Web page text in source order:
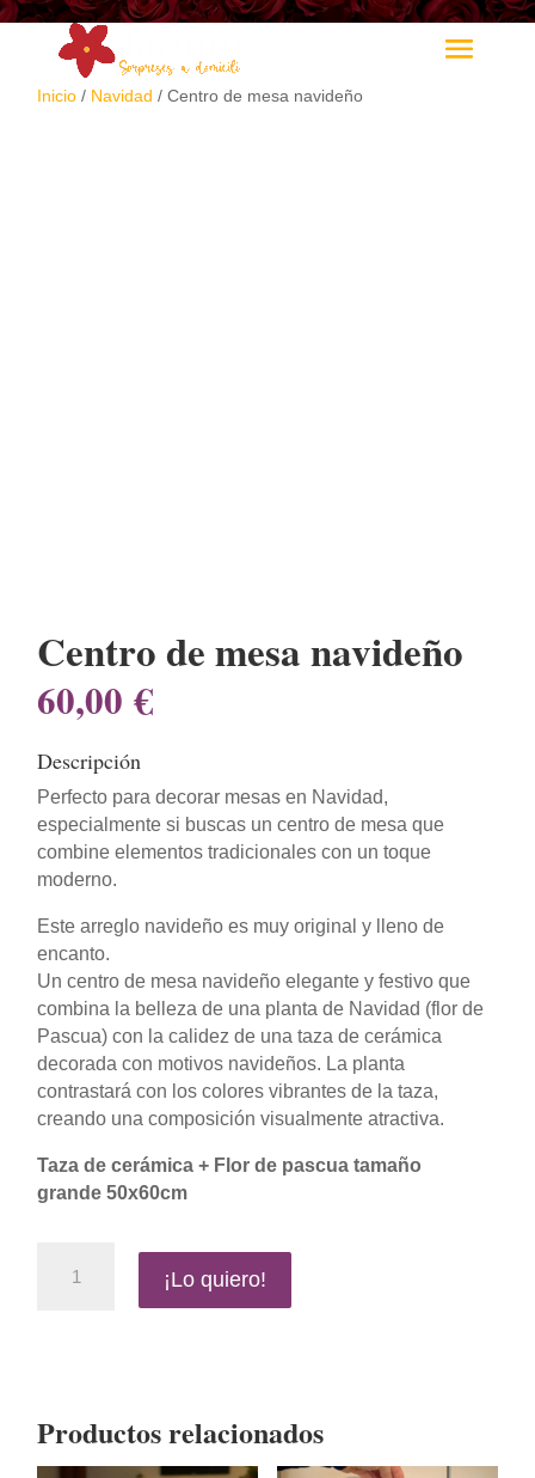
Inicio / Navidad / Centro de mesa navideño
Centro de mesa navideño
60,00€
Descripción
Perfecto para decorar mesas en Navidad,
especialmente si buscas un centro de mesa que
combine elementos tradicionales con un toque
moderno.
Este arreglo navideño es muy original y lleno de
encanto.
Un centro de mesa navideño elegante y festivo que
combina la belleza de una planta de Navidad (flor de
Pascua) con la calidez de una taza de cerámica
decorada con motivos navideños. La planta
contrastará con los colores vibrantes de la taza,
creando una composición visualmente atractiva.
Taza de cerámica + Flor de pascua tamaño
grande 50x60cm
¡Lo quiero!
Productos relacionados